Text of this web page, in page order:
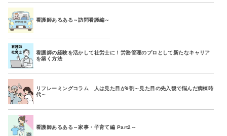
看護師あるある～訪問看護編～
看護師の経験を活かして社労士に！労務管理のプロとして新たなキャリア
を築く方法
リフレーミングコラム 人は見た目が9割～見た目の先入観で悩んだ病棟時
代～
看護師あるある～家事・子育て編 Part2～